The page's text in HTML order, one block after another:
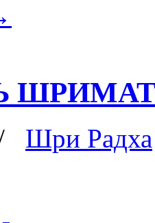
Шри Радха